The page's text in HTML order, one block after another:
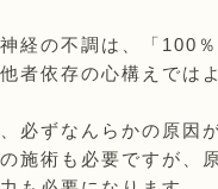
経の不調は、「100％
者依存の心構えでは
必ずなんらかの原因
施術も必要ですが、